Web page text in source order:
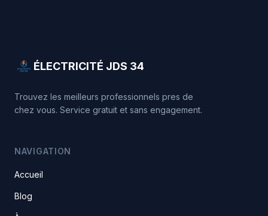
ÉLECTRICITÉ JDS 34
Trouvez les meilleurs professionnels pres de
chez vous. Service gratuit et sans engagement.
NAVIGATION
Accueil
Blog